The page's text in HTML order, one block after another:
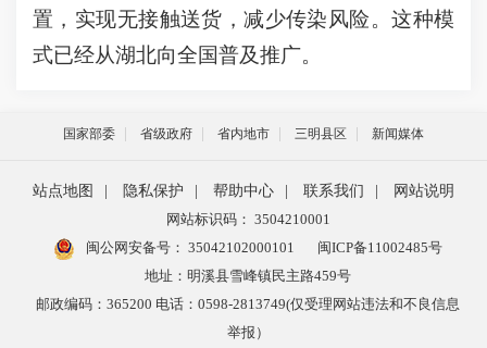
置，实现无接触送货，减少传染风险。这种模
式已经从湖北向全国普及推广。
国家部委 省级政府 省内地市 三明县区 新闻媒体
站点地图 隐私保护 帮助中心 联系我们
网站说明
网站标识码： 3504210001
闽公网安备号： 35042102000101
闽ICP备11002485号
地址：明溪县雪峰镇民主路459号
邮政编码：365200 电话：0598-2813749(仅受理网站违法和不良信息
举报）